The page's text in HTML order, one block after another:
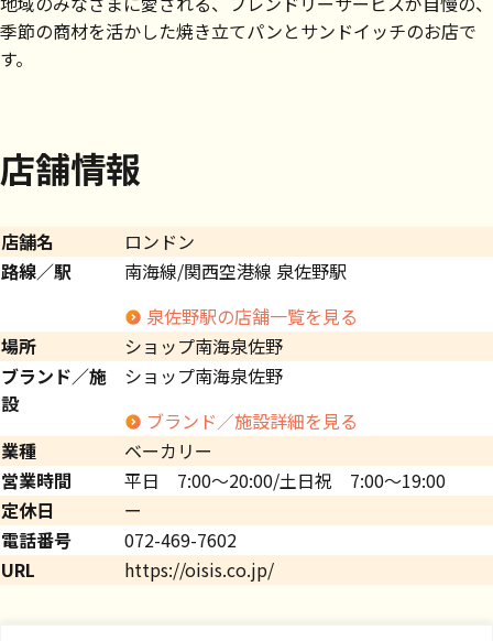
季節の商材を活かした焼き立てパンとサンドイッチのお店で
す。
店舗情報
店舗名
ロンドン
路線／駅
南海線/関西空港線 泉佐野駅
泉佐野駅の店舗一覧を見る
場所
ショップ南海泉佐野
ブランド／施
設
ショップ南海泉佐野
ブランド／施設詳細を見る
業種
ベーカリー
営業時間
平日 7:00～20:00/土日祝 7:00～19:00
定休日
ー
電話番号
072-469-7602
URL
https://oisis.co.jp/